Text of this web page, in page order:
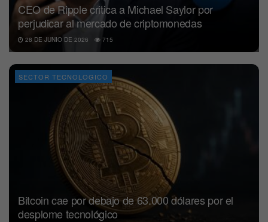
CEO de Ripple critica a Michael Saylor por
perjudicar al mercado de criptomonedas
28 DE JUNIO DE 2026 715
SECTOR TECNOLOGICO
Bitcoin cae por debajo de 63.000 dólares por el
desplome tecnológico